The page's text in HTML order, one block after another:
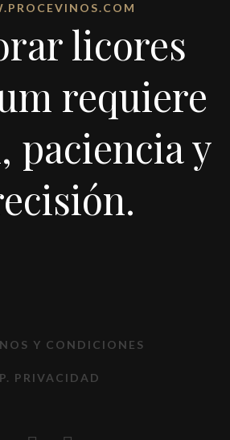
licores
requiere
paciencia y
Y CONDICIONES
P. PRIVACIDAD